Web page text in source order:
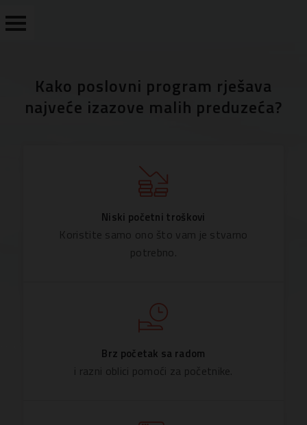
PREGLED
Kako poslovni program rješava
najveće izazove malih preduzeća?
Niski početni troškovi
Koristite samo ono što vam je stvarno
potrebno.
Brz početak sa radom
i razni oblici pomoći za početnike.